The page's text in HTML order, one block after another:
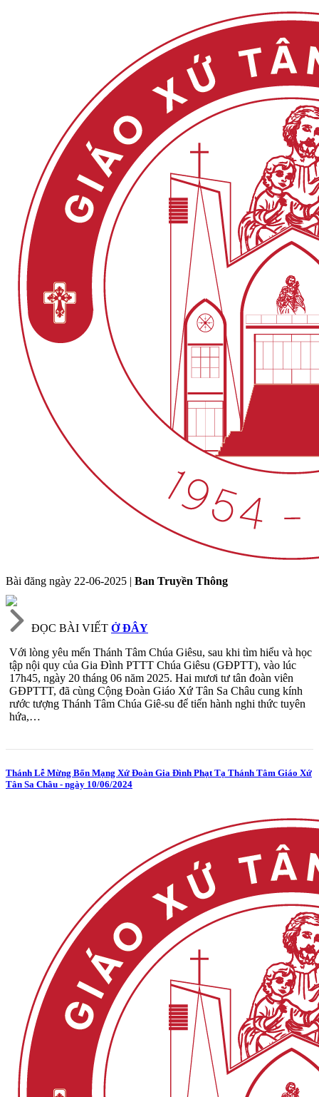
Bài đăng ngày 22-06-2025 | Ban Truyền Thông
ĐỌC BÀI VIẾT Ở ĐÂY
Với lòng yêu mến Thánh Tâm Chúa Giêsu, sau khi tìm hiểu và học
tập nội quy của Gia Đình PTTT Chúa Giêsu (GĐPTT), vào lúc
17h45, ngày 20 tháng 06 năm 2025. Hai mươi tư tân đoàn viên
GĐPTTT, đã cùng Cộng Đoàn Giáo Xứ Tân Sa Châu cung kính
rước tượng Thánh Tâm Chúa Giê-su để tiến hành nghi thức tuyên
hứa,…
Thánh Lễ Mừng Bổn Mạng Xứ Đoàn Gia Đình Phạt Tạ Thánh Tâm Giáo Xứ
Tân Sa Châu - ngày 10/06/2024